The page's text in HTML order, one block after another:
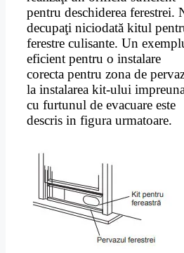
pentru deschiderea ferestrei.
decupaţi niciodată kitul
ferestre culisante. Un
eficient pentru o instalare
corecta pentru zona de
la instalarea kit-ului
cu furtunul de evacuare este
descris in figura urmatoare.